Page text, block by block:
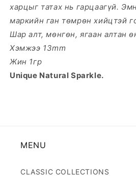
харцыг татах нь гарцаагүй.
маркийн ган төмрөн хийцтэй
Шар алт, мөнгөн, ягаан алтан
Хэмжээ 13mm
Жин 1гр
Unique Natural Sparkle.
MENU
CLASSIC COLLECTIONS